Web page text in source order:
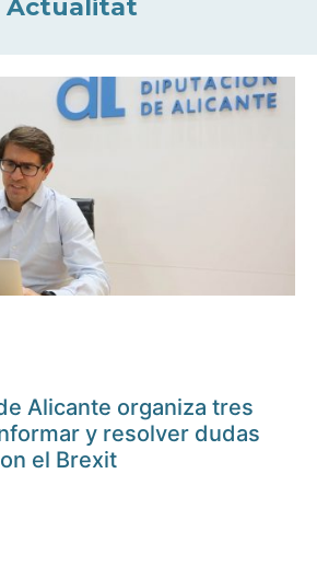
Actualitat
Alicante organiza tres
y resolver dudas
el Brexit